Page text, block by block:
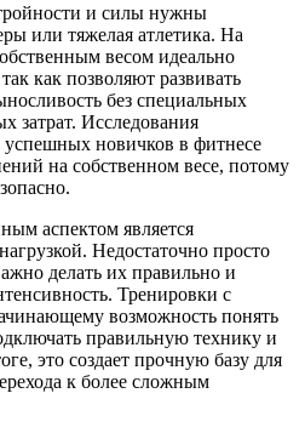
и силы нужны
или тяжелая атлетика. На
весом идеально
как позволяют развивать
без специальных
затрат. Исследования
успешных новичков в фитнесе
на собственном весе, потому
аспектом является
Недостаточно просто
делать их правильно и
Тренировки с
возможность понять
правильную технику и
это создает прочную базу для
к более сложным